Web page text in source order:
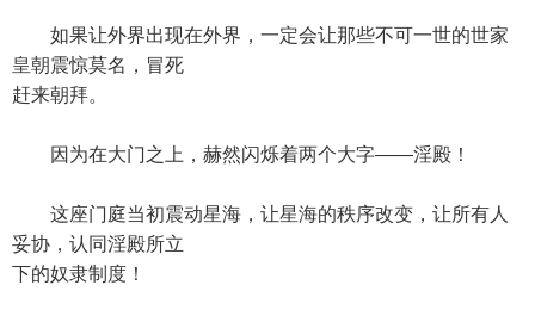
如果让外界出现在外界，一定会让那些不可一世的世家
皇朝震惊莫名，冒死
赶来朝拜。
因为在大门之上，赫然闪烁着两个大字——淫殿！
这座门庭当初震动星海，让星海的秩序改变，让所有人
妥协，认同淫殿所立
下的奴隶制度！